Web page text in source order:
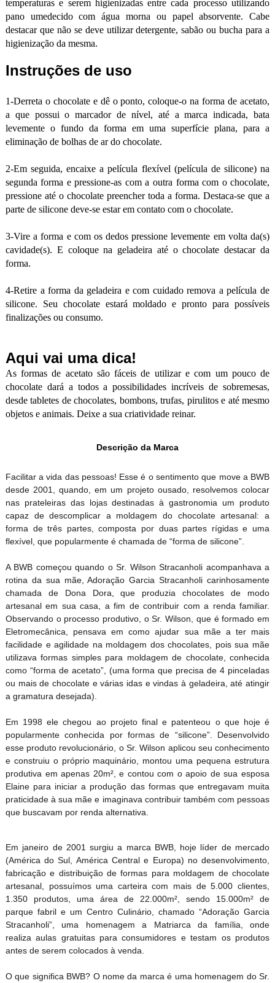
temperaturas e serem higienizadas entre cada processo utilizando
pano umedecido com água morna ou papel absorvente. Cabe
destacar que não se deve utilizar detergente, sabão ou bucha para a
higienização da mesma.
Instruções de uso
1-Derreta o chocolate e dê o ponto, coloque-o na forma de acetato,
a que possui o marcador de nível, até a marca indicada, bata
levemente o fundo da forma em uma superfície plana, para a
eliminação de bolhas de ar do chocolate.
2-Em seguida, encaixe a película flexível (película de silicone) na
segunda forma e pressione-as com a outra forma com o chocolate,
pressione até o chocolate preencher toda a forma. Destaca-se que a
parte de silicone deve-se estar em contato com o chocolate.
3-Vire a forma e com os dedos pressione levemente em volta da(s)
cavidade(s). E coloque na geladeira até o chocolate destacar da
forma.
4-Retire a forma da geladeira e com cuidado remova a película de
silicone. Seu chocolate estará moldado e pronto para possíveis
finalizações ou consumo.
Aqui vai uma dica!
As formas de acetato são fáceis de utilizar e com um pouco de
chocolate dará a todos a possibilidades incríveis de sobremesas,
desde tabletes de chocolates, bombons, trufas, pirulitos e até mesmo
objetos e animais. Deixe a sua criatividade reinar.
Descrição da Marca
Facilitar a vida das pessoas! Esse é o sentimento que move a BWB
desde 2001, quando, em um projeto ousado, resolvemos colocar
nas prateleiras das lojas destinadas à gastronomia um produto
capaz de descomplicar a moldagem do chocolate artesanal: a
forma de três partes, composta por duas partes rígidas e uma
flexível, que popularmente é chamada de “forma de silicone”.
A BWB começou quando o Sr. Wilson Stracanholi acompanhava a
rotina da sua mãe, Adoração Garcia Stracanholi carinhosamente
chamada de Dona Dora, que produzia chocolates de modo
artesanal em sua casa, a fim de contribuir com a renda familiar.
Observando o processo produtivo, o Sr. Wilson, que é formado em
Eletromecânica, pensava em como ajudar sua mãe a ter mais
facilidade e agilidade na moldagem dos chocolates, pois sua mãe
utilizava formas simples para moldagem de chocolate, conhecida
como “forma de acetato”, (uma forma que precisa de 4 pinceladas
ou mais de chocolate e várias idas e vindas à geladeira, até atingir
a gramatura desejada).
Em 1998 ele chegou ao projeto final e patenteou o que hoje é
popularmente conhecida por formas de “silicone”. Desenvolvido
esse produto revolucionário, o Sr. Wilson aplicou seu conhecimento
e construiu o próprio maquinário, montou uma pequena estrutura
produtiva em apenas 20m², e contou com o apoio de sua esposa
Elaine para iniciar a produção das formas que entregavam muita
praticidade à sua mãe e imaginava contribuir também com pessoas
que buscavam por renda alternativa.
Em janeiro de 2001 surgiu a marca BWB, hoje líder de mercado
(América do Sul, América Central e Europa) no desenvolvimento,
fabricação e distribuição de formas para moldagem de chocolate
artesanal, possuímos uma carteira com mais de 5.000 clientes,
1.350 produtos, uma área de 22.000m², sendo 15.000m² de
parque fabril e um Centro Culinário, chamado “Adoração Garcia
Stracanholi”, uma homenagem a Matriarca da família, onde
realiza aulas gratuitas para consumidores e testam os produtos
antes de serem colocados à venda.
O que significa BWB? O nome da marca é uma homenagem do Sr.